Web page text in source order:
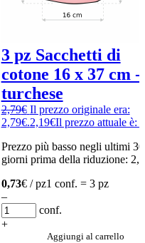
3 pz Sacchetti di
cotone 16 x 37 cm -
turchese
2,79€ Il prezzo originale era:
2,79€.2,19€Il prezzo attuale è:
Prezzo più basso negli ultimi 30
giorni prima della riduzione:
0,73€ / pz1 conf. = 3 pz
–
conf.
+
Aggiungi al carrello